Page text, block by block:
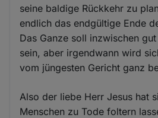
seine baldige Rückkehr zu
endlich das endgültige Ende
Das Ganze soll inzwischen
sein, aber irgendwann wird
vom jüngesten Gericht ganz
Also der liebe Herr Jesus hat
Menschen zu Tode foltern